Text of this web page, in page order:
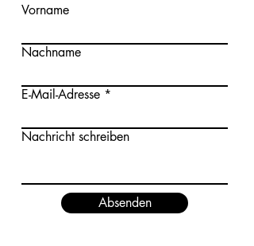
Vorname
Nachname
E-Mail-Adresse
Nachricht schreiben
Absenden